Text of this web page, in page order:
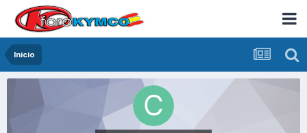
Inicio